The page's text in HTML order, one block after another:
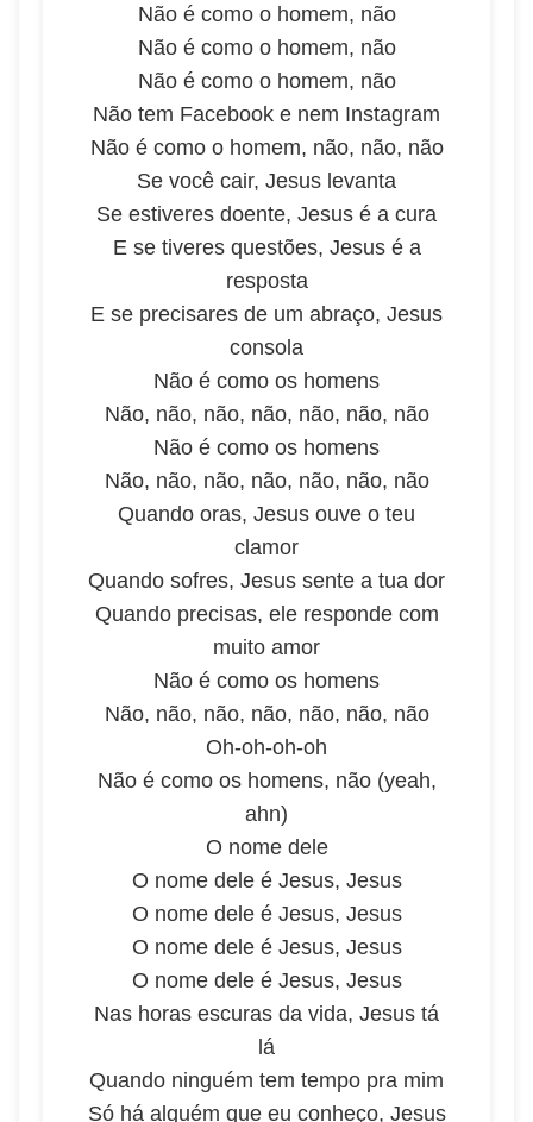
Não é como o homem, não
Não é como o homem, não
Não é como o homem, não
Não tem Facebook e nem Instagram
Não é como o homem, não, não, não
Se você cair, Jesus levanta
Se estiveres doente, Jesus é a cura
E se tiveres questões, Jesus é a
resposta
E se precisares de um abraço, Jesus
consola
Não é como os homens
Não, não, não, não, não, não, não
Não é como os homens
Não, não, não, não, não, não, não
Quando oras, Jesus ouve o teu
clamor
Quando sofres, Jesus sente a tua dor
Quando precisas, ele responde com
muito amor
Não é como os homens
Não, não, não, não, não, não, não
Oh-oh-oh-oh
Não é como os homens, não (yeah,
ahn)
O nome dele
O nome dele é Jesus, Jesus
O nome dele é Jesus, Jesus
O nome dele é Jesus, Jesus
O nome dele é Jesus, Jesus
Nas horas escuras da vida, Jesus tá
lá
Quando ninguém tem tempo pra mim
Só há alguém que eu conheço, Jesus